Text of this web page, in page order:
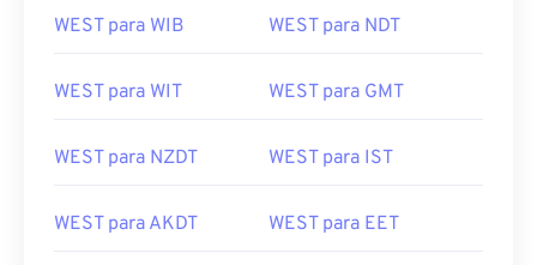
WEST para WIB WEST para NDT
WEST para WIT WEST para GMT
WEST para NZDT WEST para IST
WEST para AKDT WEST para EET